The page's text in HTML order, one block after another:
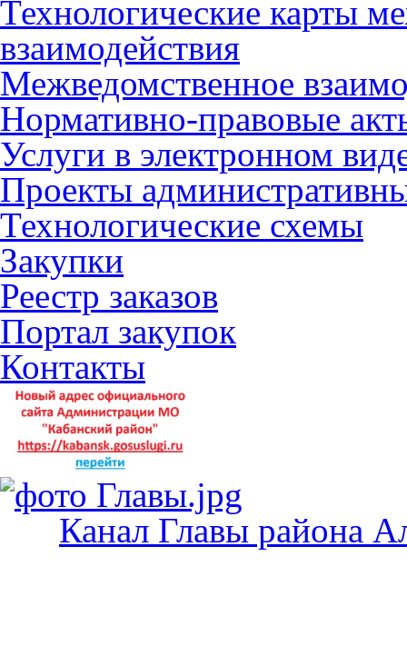
Технологические карты
взаимодействия
Межведомственное
Нормативно-правовые
Услуги в электронном
Проекты
Технологические схемы
Закупки
Реестр заказов
Портал закупок
Контакты
Канал Главы района